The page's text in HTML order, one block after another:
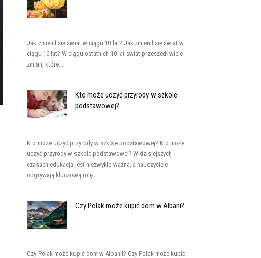
Jak zmienił się świat w ciągu 10 lat? Jak zmienił się świat w
ciągu 10 lat? W ciągu ostatnich 10 lat świat przeszedł wiele
zmian, które...
Kto może uczyć przyrody w szkole
podstawowej?
Kto może uczyć przyrody w szkole podstawowej? Kto może
uczyć przyrody w szkole podstawowej? W dzisiejszych
czasach edukacja jest niezwykle ważna, a nauczyciele
odgrywają kluczową rolę...
Czy Polak może kupić dom w Albani?
Czy Polak może kupić dom w Albanii? Czy Polak może kupić